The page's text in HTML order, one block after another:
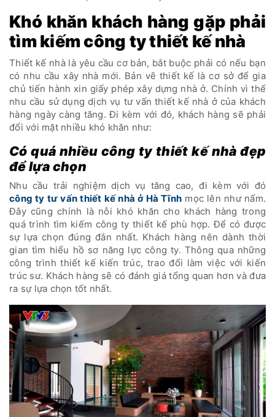
Khó khăn khách hàng gặp phải
tìm kiếm công ty thiết kế nhà
Thiết kế nhà là yêu cầu cơ bản, bắt buộc phải có nếu bạn
có nhu cầu xây nhà mới. Bản vẽ thiết kế là cơ sở để gia
chủ tiến hành xin giấy phép xây dựng nhà ở. Chính vì thế
nhu cầu sử dụng dịch vụ tư vấn thiết kế nhà ở của khách
hàng ngày càng tăng. Đi kèm với đó, khách hàng sẽ phải
đổi với mặt nhiều khó khăn như:
Có quá nhiều công ty thiết kế nhà đẹp
để lựa chọn
Nhu cầu trải nghiệm dịch vụ tăng cao, đi kèm với đó
công ty tư vấn thiết kế nhà ở Hà Tĩnh mọc lên như nấm.
Đây cũng chính là nỗi khó khăn cho khách hàng trong
quá trình tìm kiếm công ty thiết kế phù hợp. Để có được
sự lựa chọn đúng đắn nhất. Khách hàng nên dành thời
gian tìm hiểu hồ sơ năng lực công ty. Thông qua những
công trình thiết kế kiến trúc, trao đổi làm việc với kiến
trúc sư. Khách hàng sẽ có đánh giá tổng quan hơn và đưa
ra sự lựa chọn tốt nhất.